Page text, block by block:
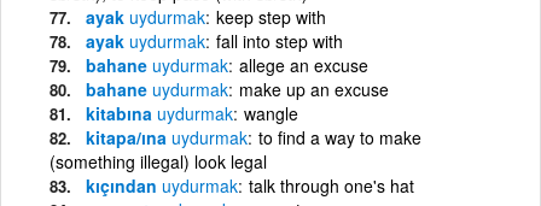
ayak uydurmak keep step with
ayak uydurmak fall into step with
bahane uydurmak allege an excuse
bahane uydurmak make up an excuse
kitabına uydurmak wangle
kitapa/ına uydurmak to find a way to make
(something illegal) look legal
kıçından uydurmak talk through one's hat